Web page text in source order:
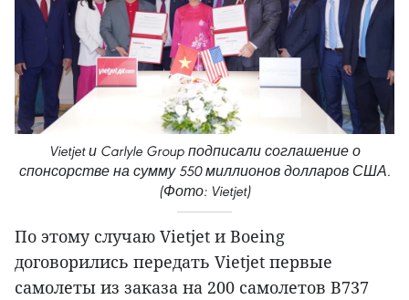
Vietjet и Carlyle Group подписали соглашение о
спонсорстве на сумму 550 миллионов долларов США.
(Фото: Vietjet)
По этому случаю Vietjet и Boeing
договорились передать Vietjet первые
самолеты из заказа на 200 самолетов B737